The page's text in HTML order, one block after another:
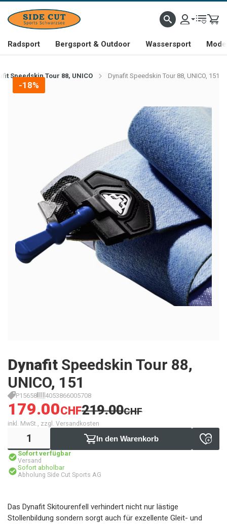
Radsport Bergsport & Outdoor Wassersport
Speedskin Tour 88, UNICO Dynafit Speedskin Tour 88, UNICO, 151
-18%
Dynafit Speedskin Tour 88,
UNICO, 151
P15658 4053866005708
179.00CHF219.00CHF
inkl. MwSt., zzgl. Versandkosten
In den Warenkorb
Sofort verfügbar
Versand
Sofort abholbar
Abholung Side Cut Sports AG
Das Dynafit Skitourenfell verhindert nicht nur lästige
Stollenbildung sondern sorgt auch für exzellente Gleit- und